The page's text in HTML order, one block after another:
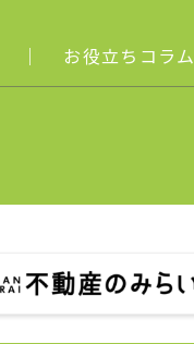
｜ お役立ちコラム